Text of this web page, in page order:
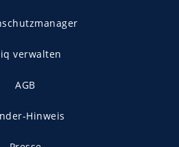
verwalten
AGB
Hinweis